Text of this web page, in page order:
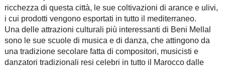
ricchezza di questa città, le sue coltivazioni di arance e ulivi,
i cui prodotti vengono esportati in tutto il mediterraneo.
Una delle attrazioni culturali più interessanti di Beni Mellal
sono le sue scuole di musica e di danza, che attingono da
una tradizione secolare fatta di compositori, musicisti e
danzatori tradizionali resi celebri in tutto il Marocco dalle